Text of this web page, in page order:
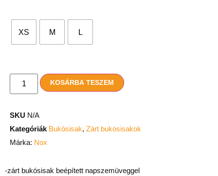
XS M L
KOSÁRBA TESZEM
SKU N/A
Kategóriák Bukósisak, Zárt bukósisakok
Márka: Nox
-zárt bukósisak beépített napszemüveggel